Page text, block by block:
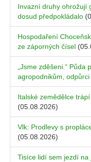
Invazní druhy ohrožují
dosud předpokládalo
Hospodaření
ze záporných čísel
„Jsme zděšeni.“ Půda
agropodnikům,
Italské zemědělce
(05.08.2026)
Vlk: Prodlevy s
(05.08.2026)
Tisíce lidí sem jezdí na